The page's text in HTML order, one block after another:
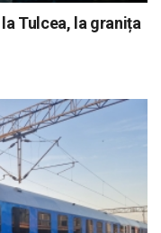
Tulcea, la granița